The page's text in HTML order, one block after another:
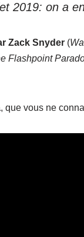
2019: on a
Zack Snyder (
Flashpoint
, que vous ne